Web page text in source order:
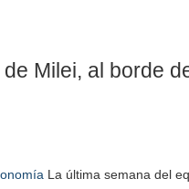
Milei, al borde
La última semana del